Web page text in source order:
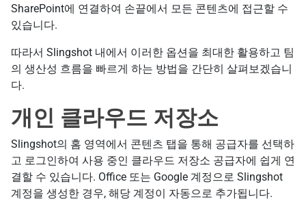
SharePoint에 연결하여 손끝에서 모든 콘텐츠에 접근할 수
있습니다.
따라서 Slingshot 내에서 이러한 옵션을 최대한 활용하고 팀
의 생산성 흐름을 빠르게 하는 방법을 간단히 살펴보겠습니
다.
개인 클라우드 저장소
Slingshot의 홈 영역에서 콘텐츠 탭을 통해 공급자를 선택하
고 로그인하여 사용 중인 클라우드 저장소 공급자에 쉽게 연
결할 수 있습니다. Office 또는 Google 계정으로 Slingshot
계정을 생성한 경우, 해당 계정이 자동으로 추가됩니다.